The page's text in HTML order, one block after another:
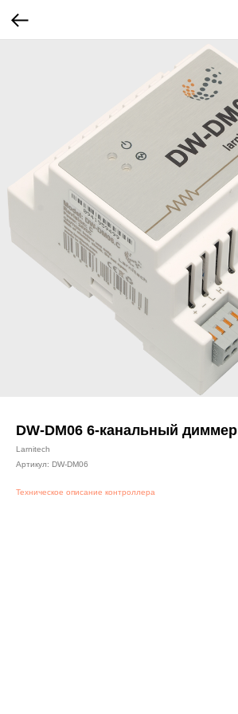
DW-DM06 6-канальный диммер
Larnitech
Артикул: DW-DM06
Техническое описание контроллера